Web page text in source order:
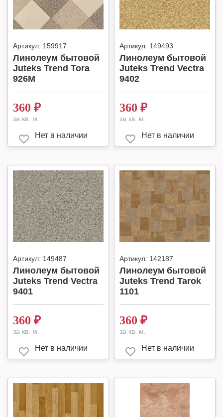
Артикул: 159917
Линолеум бытовой
Juteks Trend Tora
926M
360 ₽
за кв. м.
Нет в наличии
Артикул: 149493
Линолеум бытовой
Juteks Trend Vectra
9402
360 ₽
за кв. м.
Нет в наличии
Артикул: 149487
Линолеум бытовой
Juteks Trend Vectra
9401
360 ₽
за кв. м.
Нет в наличии
Артикул: 142187
Линолеум бытовой
Juteks Trend Tarok
1101
360 ₽
за кв. м.
Нет в наличии